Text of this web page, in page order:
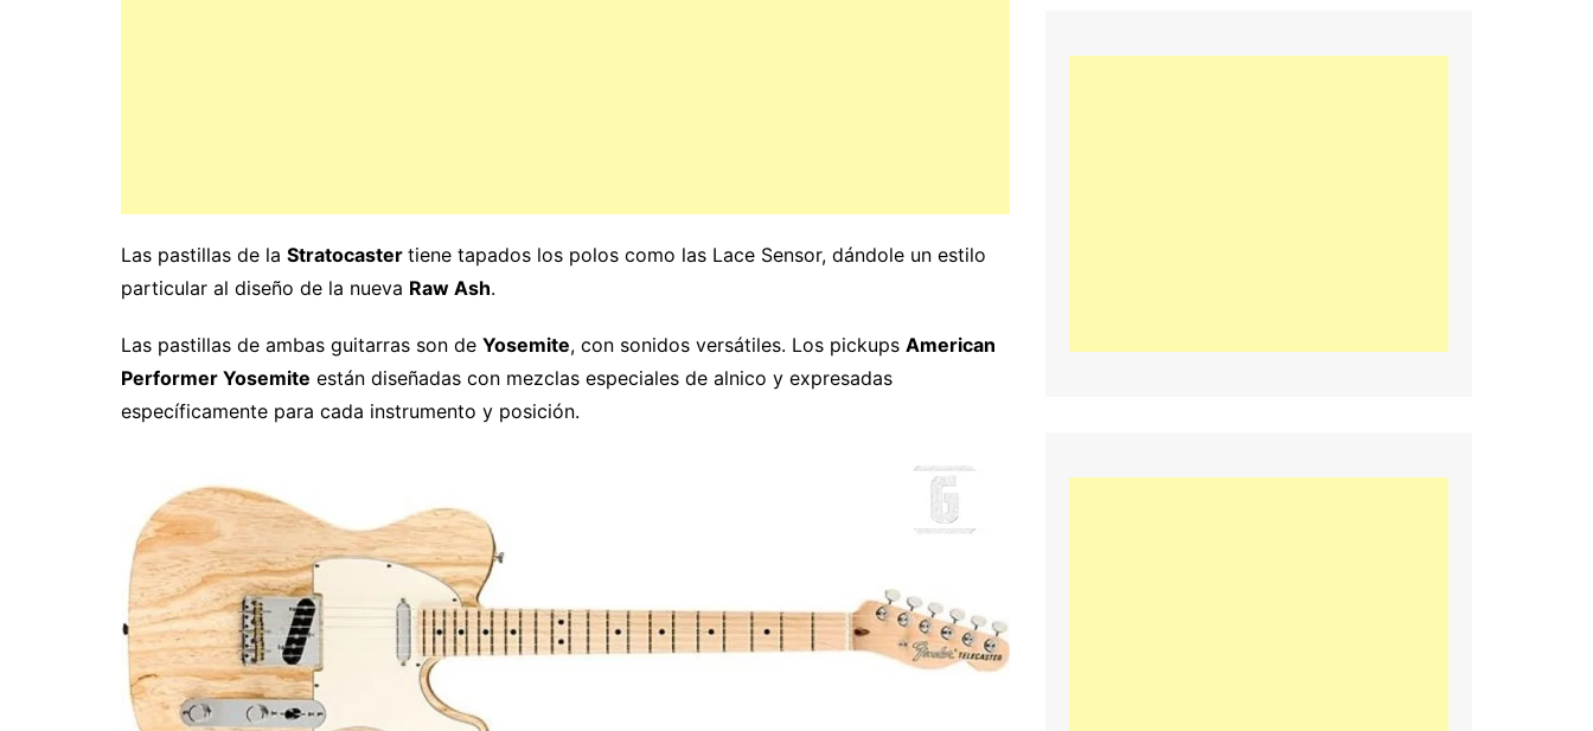
Las pastillas de la Stratocaster tiene tapados los polos como las Lace Sensor, dándole un estilo
particular al diseño de la nueva Raw Ash.
Las pastillas de ambas guitarras son de Yosemite, con sonidos versátiles. Los pickups American
Performer Yosemite están diseñadas con mezclas especiales de alnico y expresadas
específicamente para cada instrumento y posición.